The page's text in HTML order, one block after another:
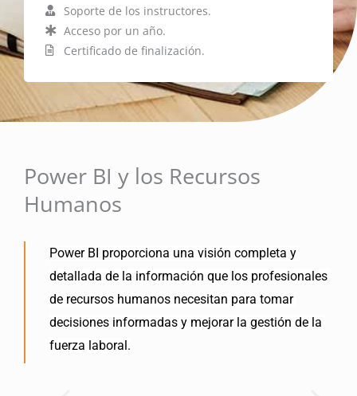
Soporte de los instructores.
Acceso por un año.
Certificado de finalización.
Power BI y los Recursos
Humanos
Power BI proporciona una visión completa y
detallada de la información que los profesionales
de recursos humanos necesitan para tomar
decisiones informadas y mejorar la gestión de la
fuerza laboral.